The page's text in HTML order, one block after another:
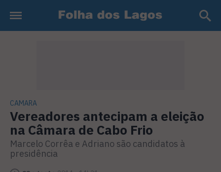
CAMARA
Vereadores antecipam a eleição
na Câmara de Cabo Frio
Marcelo Corrêa e Adriano são candidatos à
presidência